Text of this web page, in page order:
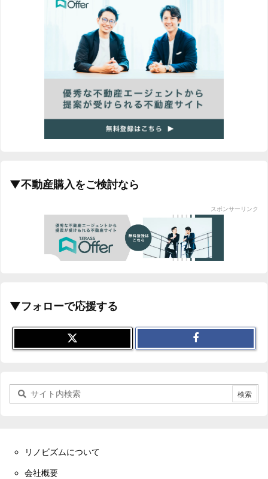
▼不動産購入をご検討なら
スポンサーリンク
▼フォローで応援する
リノビズムについて
会社概要